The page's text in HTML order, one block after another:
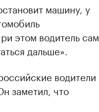
машину, у
этом водитель сам
дальше».
водители
заметил, что